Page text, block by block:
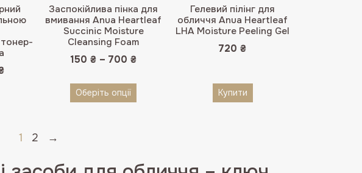
Поточна
Заспокійлива пінка для
вмивання Anua Heartleaf
Succinic Moisture
Cleansing Foam
150₴ –700₴
Оберіть опції
Гелевий пілінг для
обличчя Anua Heartleaf
LHA Moisture Peeling Gel
Оцінено в
5.00 з 5
720₴
Купити
1 2 →